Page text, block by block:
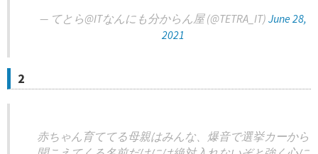
— てとら@ITなんにも分からん屋 (@TETRA_IT) June 28,
2021
2
赤ちゃん育ててる母親はみんな、爆音で選挙カーから